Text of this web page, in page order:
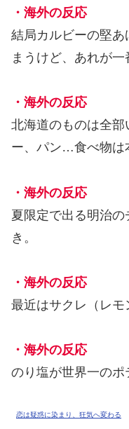
・海外の反応
結局カルビーの堅あ
まうけど、あれが一
・海外の反応
北海道のものは全部
ー、パン…食べ物は
・海外の反応
夏限定で出る明治
き。
・海外の反応
最近はサクレ（レモ
・海外の反応
のり塩が世界一のポ
恋は疑惑に染まり、狂気へ変わる